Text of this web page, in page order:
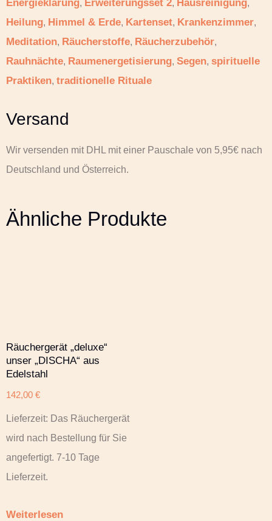
Energieklärung, Erweiterungsset 2, Hausreinigung,
Heilung, Himmel & Erde, Kartenset, Krankenzimmer,
Meditation, Räucherstoffe, Räucherzubehör,
Rauhnächte, Raumenergetisierung, Segen, spirituelle
Praktiken, traditionelle Rituale
Versand
Wir versenden mit DHL mit einer Pauschale von 5,95€ nach
Deutschland und Österreich.
Ähnliche Produkte
Räuchergerät „deluxe“
unser „DISCHA“ aus
Edelstahl
142,00 €
Lieferzeit: Das Räuchergerät
wird nach Bestellung für Sie
angefertigt. 7-10 Tage
Lieferzeit.
Weiterlesen